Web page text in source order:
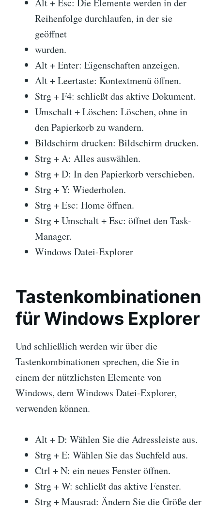
Alt + Esc: Die Elemente werden in der
Reihenfolge durchlaufen, in der sie
geöffnet
wurden.
Alt + Enter: Eigenschaften anzeigen.
Alt + Leertaste: Kontextmenü öffnen.
Strg + F4: schließt das aktive Dokument.
Umschalt + Löschen: Löschen, ohne in
den Papierkorb zu wandern.
Bildschirm drucken: Bildschirm drucken.
Strg + A: Alles auswählen.
Strg + D: In den Papierkorb verschieben.
Strg + Y: Wiederholen.
Strg + Esc: Home öffnen.
Strg + Umschalt + Esc: öffnet den Task-
Manager.
Windows Datei-Explorer
Tastenkombinationen
für Windows Explorer
Und schließlich werden wir über die
Tastenkombinationen sprechen, die Sie in
einem der nützlichsten Elemente von
Windows, dem Windows Datei-Explorer,
verwenden können.
Alt + D: Wählen Sie die Adressleiste aus.
Strg + E: Wählen Sie das Suchfeld aus.
Ctrl + N: ein neues Fenster öffnen.
Strg + W: schließt das aktive Fenster.
Strg + Mausrad: Ändern Sie die Größe der